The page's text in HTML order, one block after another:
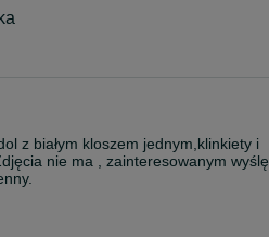
z białym kloszem jednym,klinkiety i
nie ma , zainteresowanym wyślę